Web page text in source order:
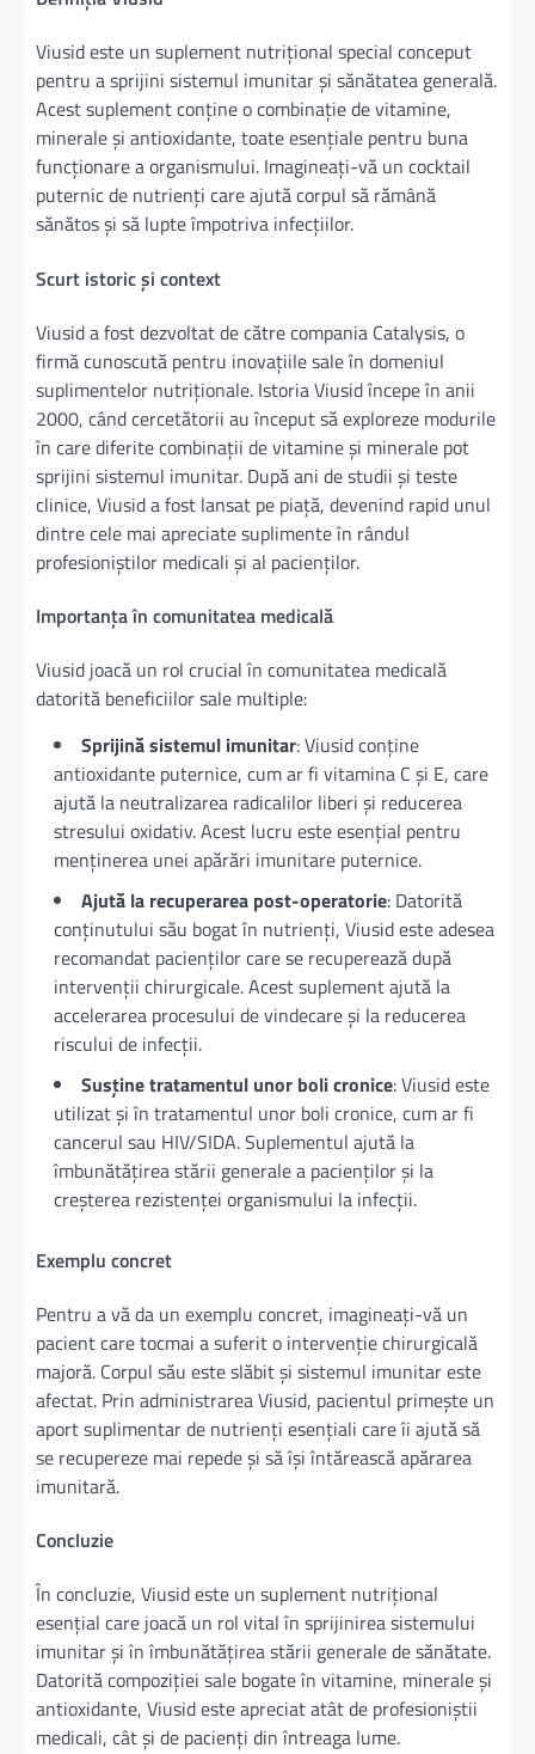
Viusid este un suplement nutrițional special conceput
pentru a sprijini sistemul imunitar și sănătatea generală.
Acest suplement conține o combinație de vitamine,
minerale și antioxidante, toate esențiale pentru buna
funcționare a organismului. Imagineați-vă un cocktail
puternic de nutrienți care ajută corpul să rămână
sănătos și să lupte împotriva infecțiilor.
Scurt istoric și context
Viusid a fost dezvoltat de către compania Catalysis, o
firmă cunoscută pentru inovațiile sale în domeniul
suplimentelor nutriționale. Istoria Viusid începe în anii
2000, când cercetătorii au început să exploreze modurile
în care diferite combinații de vitamine și minerale pot
sprijini sistemul imunitar. După ani de studii și teste
clinice, Viusid a fost lansat pe piață, devenind rapid unul
dintre cele mai apreciate suplimente în rândul
profesioniștilor medicali și al pacienților.
Importanța în comunitatea medicală
Viusid joacă un rol crucial în comunitatea medicală
datorită beneficiilor sale multiple:
Sprijină sistemul imunitar: Viusid conține
antioxidante puternice, cum ar fi vitamina C și E, care
ajută la neutralizarea radicalilor liberi și reducerea
stresului oxidativ. Acest lucru este esențial pentru
menținerea unei apărări imunitare puternice.
Ajută la recuperarea post-operatorie: Datorită
conținutului său bogat în nutrienți, Viusid este adesea
recomandat pacienților care se recuperează după
intervenții chirurgicale. Acest suplement ajută la
accelerarea procesului de vindecare și la reducerea
riscului de infecții.
Susține tratamentul unor boli cronice: Viusid este
utilizat și în tratamentul unor boli cronice, cum ar fi
cancerul sau HIV/SIDA. Suplementul ajută la
îmbunătățirea stării generale a pacienților și la
creșterea rezistenței organismului la infecții.
Exemplu concret
Pentru a vă da un exemplu concret, imagineați-vă un
pacient care tocmai a suferit o intervenție chirurgicală
majoră. Corpul său este slăbit și sistemul imunitar este
afectat. Prin administrarea Viusid, pacientul primește un
aport suplimentar de nutrienți esențiali care îi ajută să
se recupereze mai repede și să își întărească apărarea
imunitară.
Concluzie
În concluzie, Viusid este un suplement nutrițional
esențial care joacă un rol vital în sprijinirea sistemului
imunitar și în îmbunătățirea stării generale de sănătate.
Datorită compoziției sale bogate în vitamine, minerale și
antioxidante, Viusid este apreciat atât de profesioniștii
medicali, cât și de pacienți din întreaga lume.